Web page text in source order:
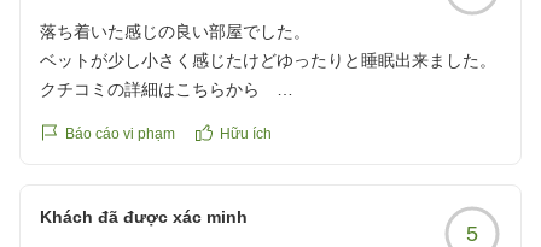
落ち着いた感じの良い部屋でした。
ベットが少し小さく感じたけどゆったりと睡眠出来ました。
クチコミの詳細はこちらから
reviewId=33123478169277
Báo cáo vi phạm Hữu ích
Khách đã được xác minh
5